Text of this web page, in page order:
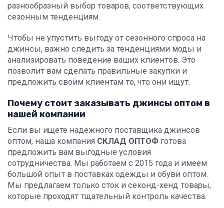
разнообразный выбор товаров, соответствующих
сезонным тенденциям.
Чтобы не упустить выгоду от сезонного спроса на
джинсы, важно следить за тенденциями моды и
анализировать поведение ваших клиентов. Это
позволит вам сделать правильные закупки и
предложить своим клиентам то, что они ищут.
Почему стоит заказывать джинсы оптом в
нашей компании
Если вы ищете надежного поставщика джинсов
оптом, наша компания СКЛАД ОПТОФ готова
предложить вам выгодные условия
сотрудничества. Мы работаем с 2015 года и имеем
большой опыт в поставках одежды и обуви оптом.
Мы предлагаем только сток и секонд-хенд товары,
которые проходят тщательный контроль качества.